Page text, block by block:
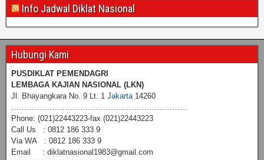
Info Jadwal Diklat Nasional
Hubungi Kami
PUSDIKLAT PEMENDAGRI
LEMBAGA KAJIAN NASIONAL (LKN)
Jl. Bhayangkara No. 9 Lt. 1 Jakarta14260
……………………………………………………………
Phone: (021)22443223-fax (021)22443223
Call Us : 0812 186 333 9
Via WA : 0812 186 333 9
Email : diklatnasional1983@gmail.com